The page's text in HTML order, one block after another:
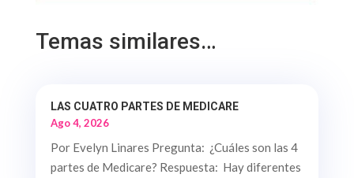
Temas similares…
LAS CUATRO PARTES DE MEDICARE
Ago 4, 2026
Por Evelyn Linares Pregunta: ¿Cuáles son las 4
partes de Medicare? Respuesta: Hay diferentes